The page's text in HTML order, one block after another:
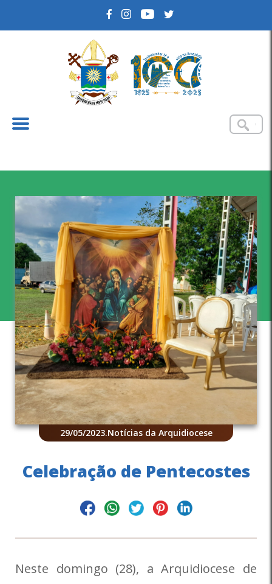
29/05/2023.Notícias da Arquidiocese
Celebração de Pentecostes
Neste domingo (28), a Arquidiocese de